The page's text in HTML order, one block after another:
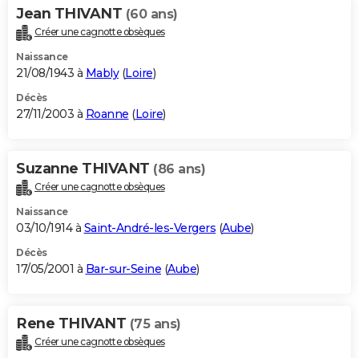
Jean THIVANT (60 ans)
Créer une cagnotte obsèques
Naissance
21/08/1943 à Mably(Loire)
Décès
27/11/2003 à Roanne (Loire)
Suzanne THIVANT (86 ans)
Créer une cagnotte obsèques
Naissance
03/10/1914 à Saint-André-les-Vergers (Aube)
Décès
17/05/2001 à Bar-sur-Seine (Aube)
Rene THIVANT (75 ans)
Créer une cagnotte obsèques